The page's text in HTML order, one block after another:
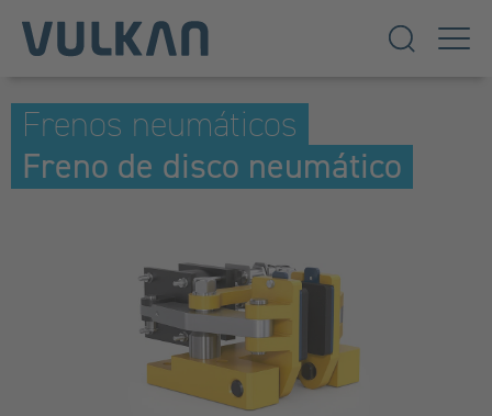
Frenos neumáticos
Freno de disco neumático